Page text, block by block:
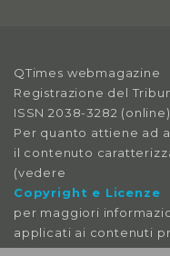
2018
Anno X, Numero 2
2018
Anno X, Numero 1
2018
Anno IX, Numero 4
QTimes webmagazine
Registrazione del
ISSN 2038-3282 (online)
Per quanto attiene ad
il contenuto
(vedere
Copyright e Licenze
per maggiori
applicati ai contenuti